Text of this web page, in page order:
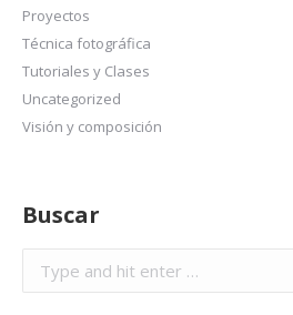
Proyectos
Técnica fotográfica
Tutoriales y Clases
Uncategorized
Visión y composición
Buscar